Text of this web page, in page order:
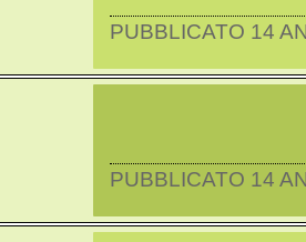
PUBBLICATO 14
PUBBLICATO 14